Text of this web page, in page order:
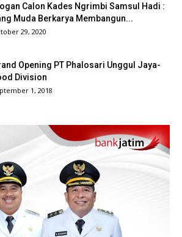
Calon Kades Ngrimbi Samsul Hadi :
Muda Berkarya Membangun...
29, 2020
Opening PT Phalosari Unggul Jaya-
Division
1, 2018